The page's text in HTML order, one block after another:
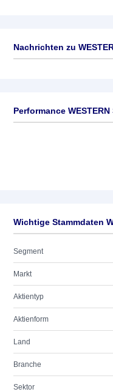
Nachrichten zu
Performance WESTERN
Wichtige Stammdaten
Segment
Markt
Aktientyp
Aktienform
Land
Branche
Sektor